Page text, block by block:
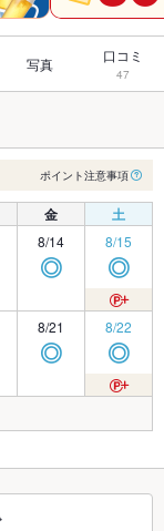
写真 口コミ
47
ポイント注意事項
金 土
8/14
◎
8/15
◎
8/21
◎
8/22
◎
◎ ◎
9/4 9/5